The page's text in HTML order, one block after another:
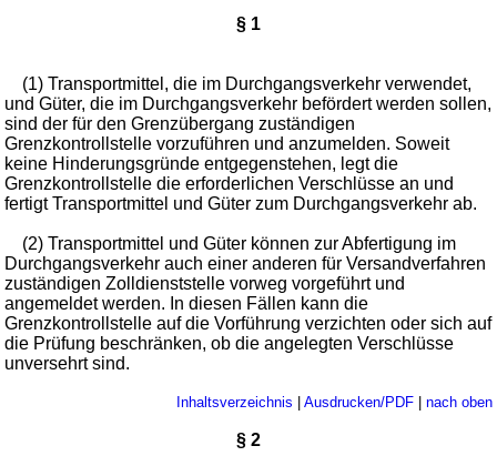
§ 1
(1) Transportmittel, die im Durchgangsverkehr verwendet,
und Güter, die im Durchgangsverkehr befördert werden sollen,
sind der für den Grenzübergang zuständigen
Grenzkontrollstelle vorzuführen und anzumelden. Soweit
keine Hinderungsgründe entgegenstehen, legt die
Grenzkontrollstelle die erforderlichen Verschlüsse an und
fertigt Transportmittel und Güter zum Durchgangsverkehr ab.
(2) Transportmittel und Güter können zur Abfertigung im
Durchgangsverkehr auch einer anderen für Versandverfahren
zuständigen Zolldienststelle vorweg vorgeführt und
angemeldet werden. In diesen Fällen kann die
Grenzkontrollstelle auf die Vorführung verzichten oder sich auf
die Prüfung beschränken, ob die angelegten Verschlüsse
unversehrt sind.
Inhaltsverzeichnis Ausdrucken/PDF| nach oben
§ 2